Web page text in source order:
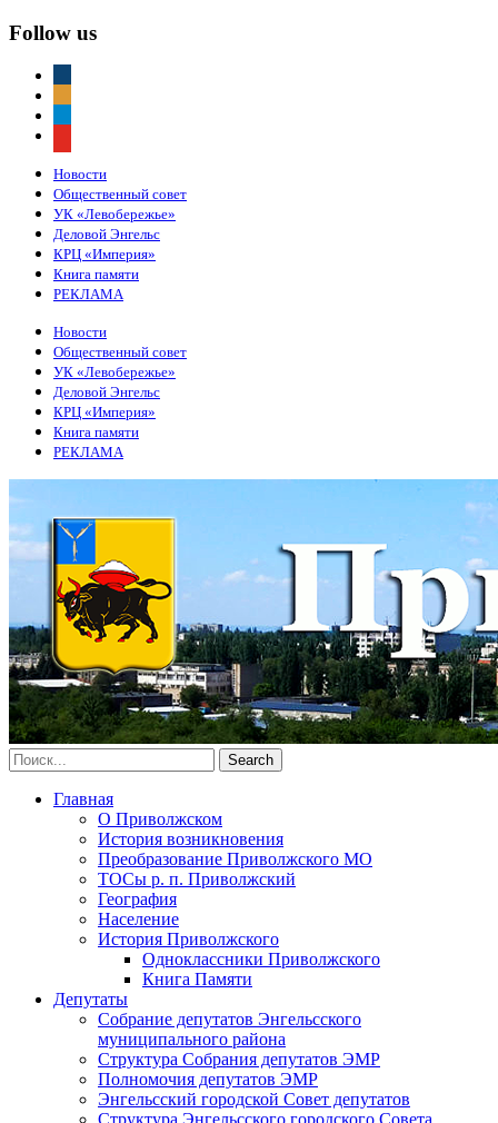
Follow us
Новости
Общественный совет
УК «Левобережье»
Деловой Энгельс
КРЦ «Империя»
Книга памяти
РЕКЛАМА
Новости
Общественный совет
УК «Левобережье»
Деловой Энгельс
КРЦ «Империя»
Книга памяти
РЕКЛАМА
Главная
О Приволжском
История возникновения
Преобразование Приволжского МО
ТОСы р. п. Приволжский
География
Население
История Приволжского
Одноклассники Приволжского
Книга Памяти
Депутаты
Собрание депутатов Энгельсского
муниципального района
Структура Собрания депутатов ЭМР
Полномочия депутатов ЭМР
Энгельсский городской Совет депутатов